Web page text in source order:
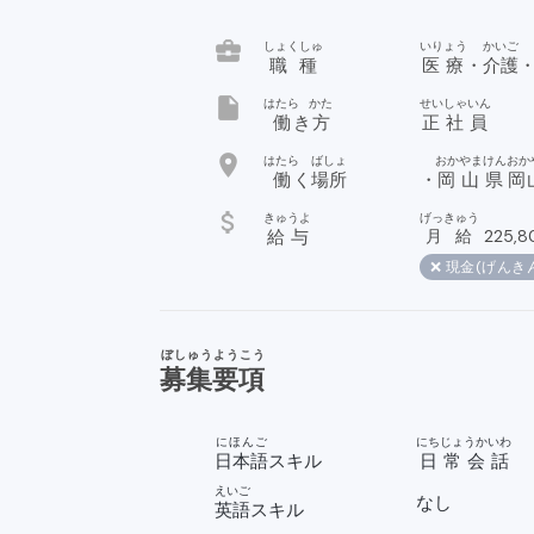
business_center 職種
しょくしゅ
医療
いりょう
・ 介護
かいご
insert_drive_file 働
はたら
き 方
かた
正社員
せいしゃいん
location_on 働
はたら
く場所
ばしょ
・ 岡山
おかやま
県
けん
岡
おか
attach_money 給与
きゅうよ
月給
げっきゅう
❌ 現金(げん
募集要項
ぼしゅうようこう
日本語
にほんご
スキル 日常会話
にちじょうかいわ
英語
えいご
スキル なし